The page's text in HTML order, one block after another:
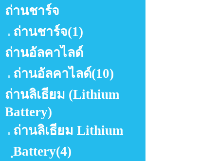
ถ่านชาร์จ
ถ่านชาร์จ(1)
ถ่านอัลคาไลด์
ถ่านอัลคาไลด์(10)
ถ่านลิเธียม (Lithium
Battery)
ถ่านลิเธียม Lithium
ฺBattery(4)